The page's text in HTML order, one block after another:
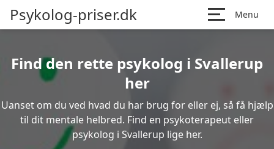
Psykolog-priser.dk Menu
Find den rette psykolog i Svallerup
her
Uanset om du ved hvad du har brug for eller ej, så få hjælp
til dit mentale helbred. Find en psykoterapeut eller
psykolog i Svallerup lige her.